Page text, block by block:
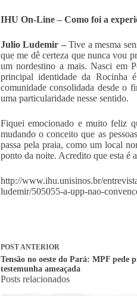
IHU On-Line – Como foi a
Julio Ludemir –Tive a mesma
que me dê certeza que nunca vou
um nordestino a mais. Nasci em
principal identidade da Rocinha
comunidade consolidada desde o
uma particularidade nesse sentido.
Fiquei emocionado e muito feliz
mudando o conceito que as
passa pela praia, como um local
ponto da noite. Acredito que esta é
http://www.ihu.unisinos.br/
ludemir/505055-a-upp-nao-
POSTANTERIOR
Tensão no oeste do Pará: MPF pede
testemunha ameaçada
Posts relacionados